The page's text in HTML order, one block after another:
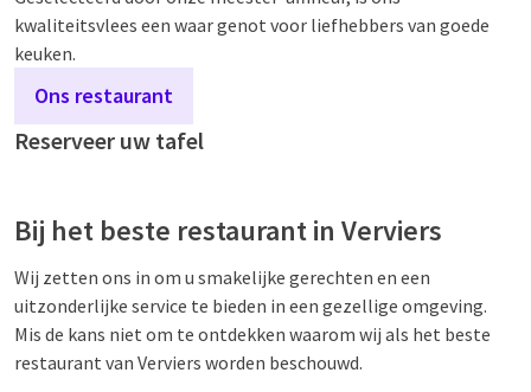
kwaliteitsvlees een waar genot voor liefhebbers van goede
keuken.
Ons restaurant
Reserveer uw tafel
Bij het beste restaurant in Verviers
Wij zetten ons in om u smakelijke gerechten en een
uitzonderlijke service te bieden in een gezellige omgeving.
Mis de kans niet om te ontdekken waarom wij als het beste
restaurant van Verviers worden beschouwd.